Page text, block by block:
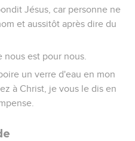
Jésus, car personne ne
et aussitôt après dire du
est pour nous.
un verre d'eau en mon
à Christ, je vous le dis en